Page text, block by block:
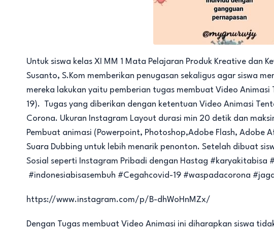
Untuk siswa kelas XI MM 1 Mata Pelajaran Produk Kreative dan
Susanto, S.Kom memberikan penugasan sekaligus agar siswa
mereka lakukan yaitu pemberian tugas membuat Video Animasi
19). Tugas yang diberikan dengan ketentuan Video Animasi
Corona. Ukuran Instagram Layout durasi min 20 detik dan
Pembuat animasi (Powerpoint, Photoshop,Adobe Flash, Adobe
Suara Dubbing untuk lebih menarik penonton. Setelah dibuat
Sosial seperti Instagram Pribadi dengan Hastag #karyakitabisa
#indonesiabisasembuh #Cegahcovid-19 #waspadacorona
https://www.instagram.com/p/B-dhWoHnMZx/
Dengan Tugas membuat Video Animasi ini diharapkan siswa